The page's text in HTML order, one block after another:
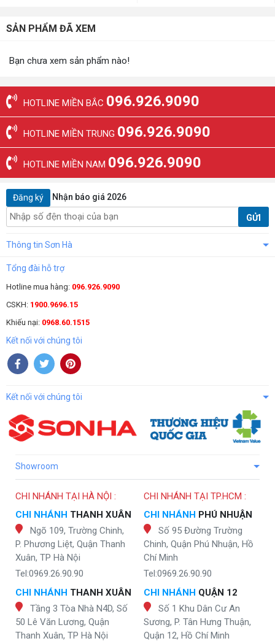
SẢN PHẨM ĐÃ XEM
Bạn chưa xem sản phẩm nào!
HOTLINE MIỀN BẮC 096.926.9090
HOTLINE MIỀN TRUNG 096.926.9090
HOTLINE MIỀN NAM 096.926.9090
Đăng ký Nhận báo giá 2026
GỬI
Thông tin Sơn Hà
Tổng đài hỗ trợ
Hotline mua hàng: 096.926.9090
CSKH: 1900.9696.15
Khiếu nại: 0968.60.1515
Kết nối với chúng tôi
Kết nối với chúng tôi
Showroom
CHI NHÁNH TẠI HÀ NỘI :
CHI NHÁNH THANH XUÂN
Ngõ 109, Trường Chinh,
P. Phương Liệt, Quận Thanh
Xuân, TP Hà Nội
Tel:0969.26.90.90
CHI NHÁNH THANH XUÂN
Tầng 3 Tòa Nhà N4D, Số
50 Lê Văn Lương, Quận
Thanh Xuân, TP Hà Nội
CHI NHÁNH TẠI TP.HCM :
CHI NHÁNH PHÚ NHUẬN
Số 95 Đường Trường
Chinh, Quận Phú Nhuận, Hồ
Chí Minh
Tel:0969.26.90.90
CHI NHÁNH QUẬN 12
Số 1 Khu Dân Cư An
Sương, P. Tân Hưng Thuận,
Quận 12, Hồ Chí Minh